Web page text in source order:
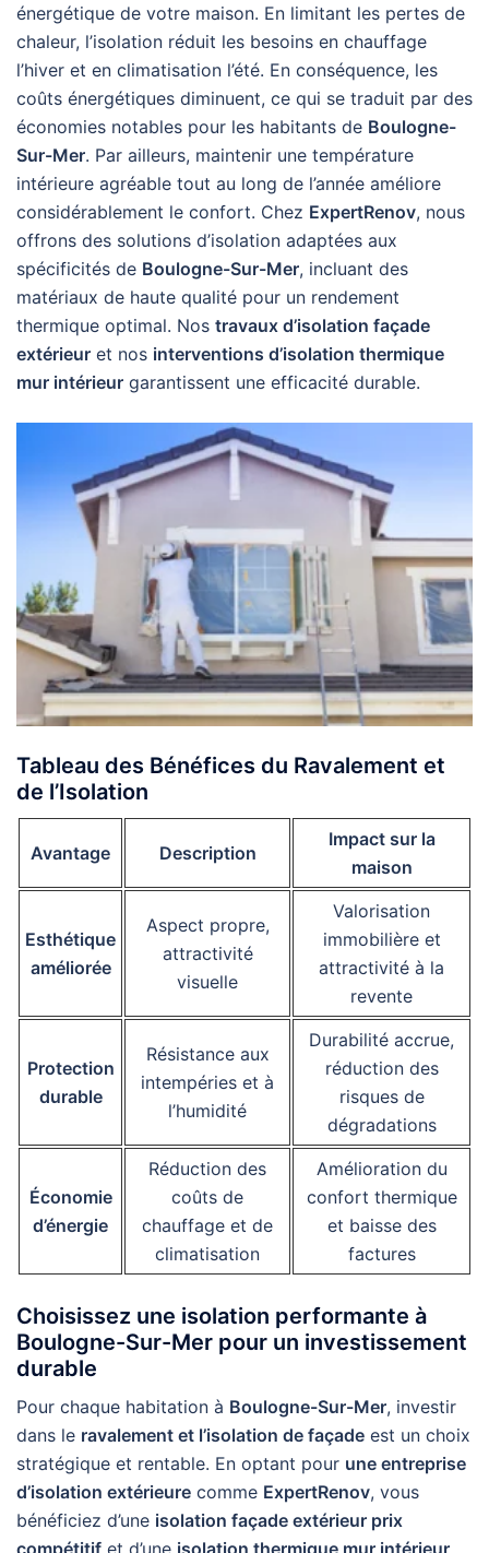
énergétique de votre maison. En limitant les pertes de
chaleur, l’isolation réduit les besoins en chauffage
l’hiver et en climatisation l’été. En conséquence, les
coûts énergétiques diminuent, ce qui se traduit par des
économies notables pour les habitants de Boulogne-
Sur-Mer. Par ailleurs, maintenir une température
intérieure agréable tout au long de l’année améliore
considérablement le confort. Chez ExpertRenov, nous
offrons des solutions d’isolation adaptées aux
spécificités de Boulogne-Sur-Mer, incluant des
matériaux de haute qualité pour un rendement
thermique optimal. Nos travaux d’isolation façade
extérieur et nos interventions d’isolation thermique
mur intérieur garantissent une efficacité durable.
Tableau des Bénéfices du Ravalement et
de l’Isolation
Avantage Description
Impact sur la
maison
Esthétique
améliorée
Aspect propre,
attractivité
visuelle
Valorisation
immobilière et
attractivité à la
revente
Protection
durable
Résistance aux
intempéries et à
l’humidité
Durabilité accrue,
réduction des
risques de
dégradations
Économie
d’énergie
Réduction des
coûts de
chauffage et de
climatisation
Amélioration du
confort thermique
et baisse des
factures
Choisissez une isolation performante à
Boulogne-Sur-Mer pour un investissement
durable
Pour chaque habitation à Boulogne-Sur-Mer, investir
dans le ravalement et l’isolation de façade est un choix
stratégique et rentable. En optant pour une entreprise
d’isolation extérieure comme ExpertRenov, vous
bénéficiez d’une isolation façade extérieur prix